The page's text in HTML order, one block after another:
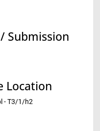
Submission
Location
- T3/1/h2